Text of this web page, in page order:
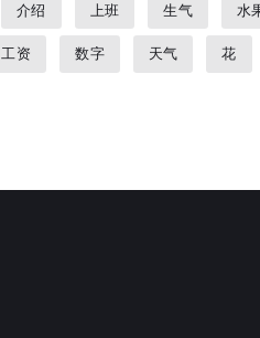
介绍 上班 生气 水
工资 数字 天气 花